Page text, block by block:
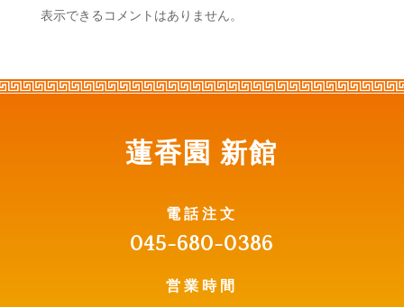
表示できるコメントはありません。
蓮香園 新館
電話注文
045-680-0386
営業時間